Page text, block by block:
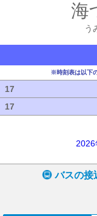
海
う
※時刻表は以下
17
17
バスの接